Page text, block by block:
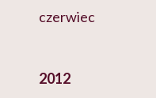
czerwiec
2012